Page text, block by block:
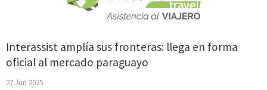
Interassist amplía sus fronteras: llega en forma
oficial al mercado paraguayo
27 Jun 2025